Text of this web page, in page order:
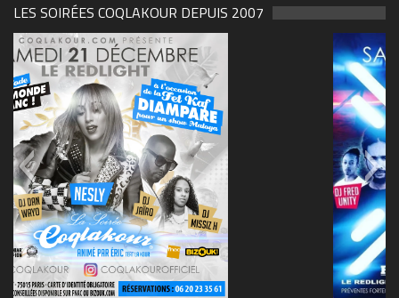
LES SOIRÉES COQLAKOUR DEPUIS 2007